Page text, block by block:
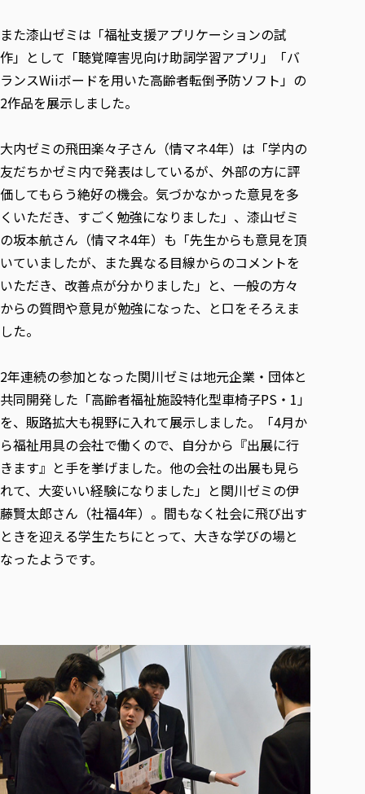
学生自主活動支援
社会人学生の育児支援（一時預かり）
学生総合補償制度
スポーツ傷害保険
また漆山ゼミは「福祉支援アプリケーションの試
作」として「聴覚障害児向け助詞学習アプリ」「バ
ランスWiiボードを用いた高齢者転倒予防ソフト」の
2作品を展示しました。
大内ゼミの飛田楽々子さん（情マネ4年）は「学内の
友だちかゼミ内で発表はしているが、外部の方に評
価してもらう絶好の機会。気づかなかった意見を多
くいただき、すごく勉強になりました」、漆山ゼミ
の坂本航さん（情マネ4年）も「先生からも意見を頂
いていましたが、また異なる目線からのコメントを
いただき、改善点が分かりました」と、一般の方々
からの質問や意見が勉強になった、と口をそろえま
した。
2年連続の参加となった関川ゼミは地元企業・団体と
共同開発した「高齢者福祉施設特化型車椅子PS・1」
を、販路拡大も視野に入れて展示しました。「4月か
ら福祉用具の会社で働くので、自分から『出展に行
きます』と手を挙げました。他の会社の出展も見ら
れて、大変いい経験になりました」と関川ゼミの伊
藤賢太郎さん（社福4年）。間もなく社会に飛び出す
ときを迎える学生たちにとって、大きな学びの場と
なったようです。